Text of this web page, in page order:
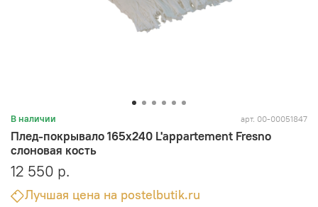
В наличии арт. 00-00051847
Плед-покрывало 165x240 L'appartement Fresno
слоновая кость
12 550 р.
Лучшая цена на postelbutik.ru